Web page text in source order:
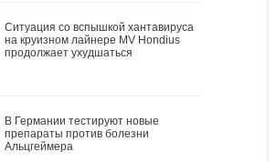
Ситуация со вспышкой хантавируса
на круизном лайнере MV Hondius
продолжает ухудшаться
В Германии тестируют новые
препараты против болезни
Альцгеймера